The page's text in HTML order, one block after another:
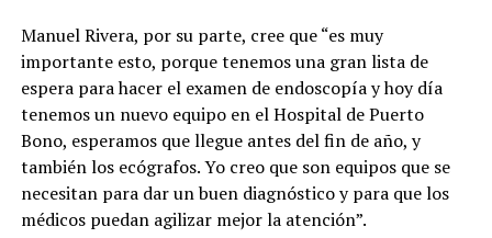
Manuel Rivera, por su parte, cree que “es muy
importante esto, porque tenemos una gran lista de
espera para hacer el examen de endoscopía y hoy día
tenemos un nuevo equipo en el Hospital de Puerto
Bono, esperamos que llegue antes del fin de año, y
también los ecógrafos. Yo creo que son equipos que se
necesitan para dar un buen diagnóstico y para que los
médicos puedan agilizar mejor la atención”.